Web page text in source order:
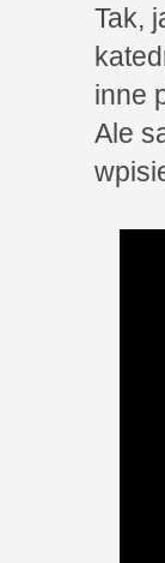
Tak,
inne
Ale